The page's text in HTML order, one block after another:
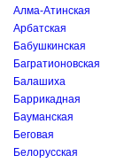
Алма-Атинская
Арбатская
Бабушкинская
Багратионовская
Балашиха
Баррикадная
Бауманская
Беговая
Белорусская